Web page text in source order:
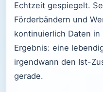
Echtzeit gespiegelt.
Förderbändern und
kontinuierlich Daten in
Ergebnis: eine
irgendwann den Ist-
gerade.